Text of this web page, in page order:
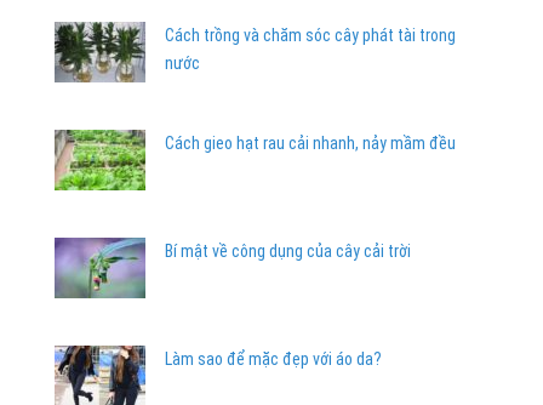
Cách trồng và chăm sóc cây phát tài trong
nước
Cách gieo hạt rau cải nhanh, nảy mầm đều
Bí mật về công dụng của cây cải trời
Làm sao để mặc đẹp với áo da?